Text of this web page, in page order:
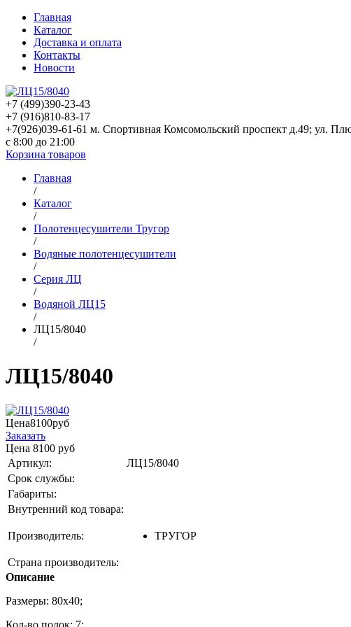
Главная
Каталог
Доставка и оплата
Контакты
Новости
+7 (499)390-23-43
+7 (916)810-83-17
+7(926)039-61-61 м. Спортивная Комсомольский проспект д.49; ул.
с 8:00 до 21:00
Корзина товаров
Главная
/
Каталог
/
Полотенцесушители Тругор
/
Водяные полотенцесушители
/
Серия ЛЦ
/
Водяной ЛЦ15
/
ЛЦ15/8040
/
ЛЦ15/8040
Цена8100руб
Заказать
Цена 8100 руб
Артикул:
ЛЦ15/8040
Срок службы:
Габариты:
Внутренний код товара:
Производитель: ТРУГОР
Страна производитель:
Описание
Размеры: 80x40;
Кол-во полок: 7;